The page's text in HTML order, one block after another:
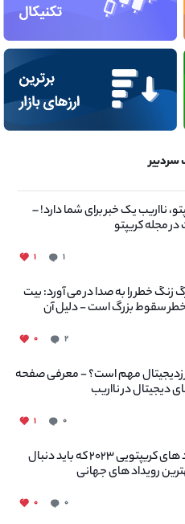
سردبیر
نااریب یک خبر برای شما دارد! –
مجله کریپتو
۱ ۱
زنگ خطر را به صدا در می آورد: بیت
سقوط بزرگ است - دلیل آن
۲ ۰
مهم است؟ - معرفی صفحه
دیجیتال در نااریب
۰ ۱
مهم ترین رویداد های کریپتویی ۲۰۲۳ که باید دنبال
رویداد های جهانی
۰ ۰